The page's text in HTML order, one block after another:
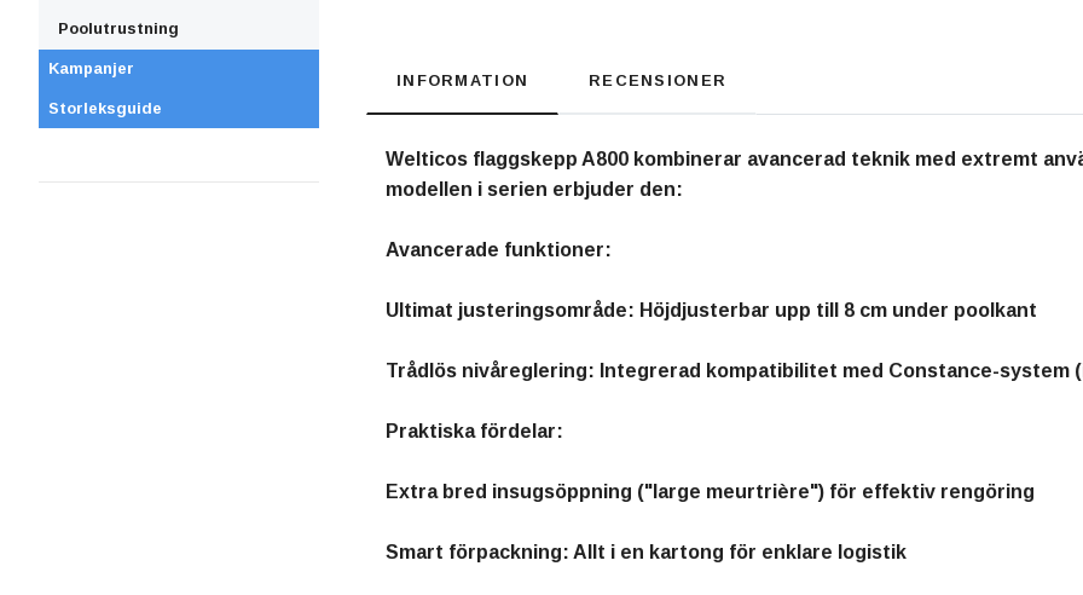
Poolutrustning
Kampanjer
Storleksguide
INFORMATION RECENSIONER
Welticos flaggskepp A800 kombinerar avancerad teknik med extremt
modellen i serien erbjuder den:
Avancerade funktioner:
Ultimat justeringsområde: Höjdjusterbar upp till 8 cm under poolkant
Trådlös nivåreglering: Integrerad kompatibilitet med Constance-system
Praktiska fördelar:
Extra bred insugsöppning ("large meurtrière") för effektiv rengöring
Smart förpackning: Allt i en kartong för enklare logistik